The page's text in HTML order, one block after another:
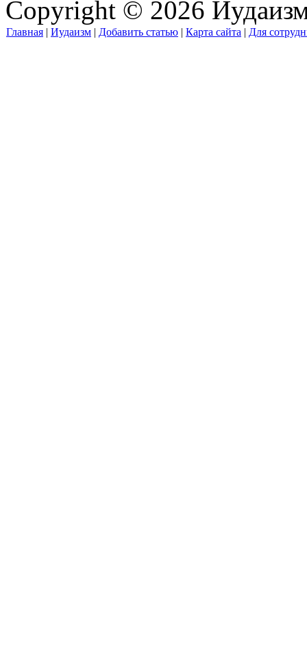
Copyright © 2026
Главная | Иудаизм | Добавить статью | Карта сайта | Для